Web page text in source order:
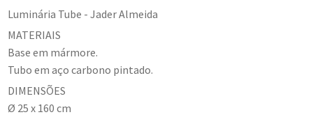
Luminária Tube - Jader Almeida
MATERIAIS
Base em mármore.
Tubo em aço carbono pintado.
DIMENSÕES
Ø 25 x 160 cm